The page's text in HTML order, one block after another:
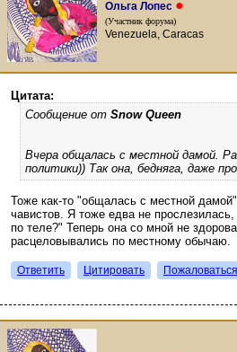
Ольга Лопес ●
(Участник форума)
Venezuela, Caracas
Цитата:
Сообщение от Snow Queen
Вчера общалась с местной дамой.
политики)) Так она, бедняга, даже
Тоже как-то "общалась с местной
чавистов. Я тоже едва не
по теле?" Теперь она со мной не
расцеловывались по местному обычаю.
Ответить Цитировать Пожаловаться